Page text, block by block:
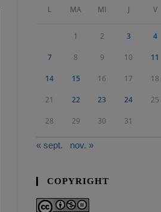
L MA MI J V
1 2 3 4
7 8 9 10 11
14 15 16 17 18
21 22 23 24 25
28 29 30 31
« sept. nov. »
COPYRIGHT